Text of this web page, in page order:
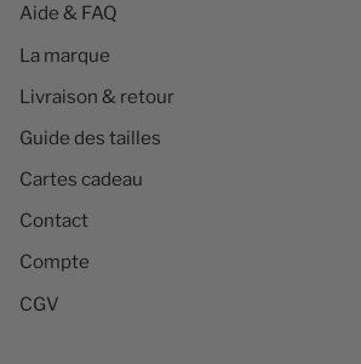
Aide & FAQ
La marque
Livraison & retour
Guide des tailles
Cartes cadeau
Contact
Compte
CGV